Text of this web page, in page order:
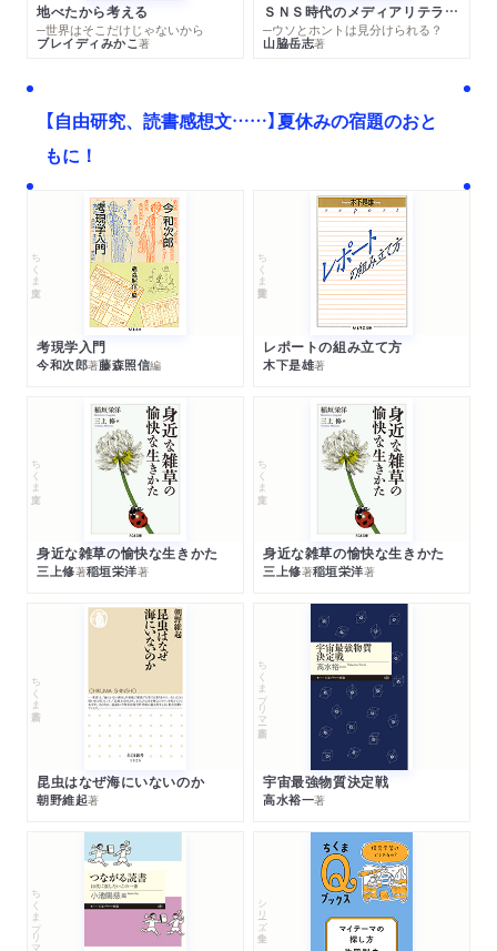
地べたから考える
─世界はそこだけじゃないから
ブレイディみかこ著
ＳＮＳ時代のメディアリテラシー
─ウソとホントは見分けられる？
山脇岳志著
【自由研究、読書感想文……】夏休みの宿題のおと
もに！
ちくま文庫
考現学入門
今和次郎著藤森照信編
ちくま学芸文庫
レポートの組み立て方
木下是雄著
ちくま文庫
身近な雑草の愉快な生きかた
三上修著稲垣栄洋著
ちくま文庫
身近な雑草の愉快な生きかた
三上修著稲垣栄洋著
ちくま新書
昆虫はなぜ海にいないのか
朝野維起著
ちくまプリマー新書
宇宙最強物質決定戦
高水裕一著
ちくまプリマー新書 シリーズ・全集